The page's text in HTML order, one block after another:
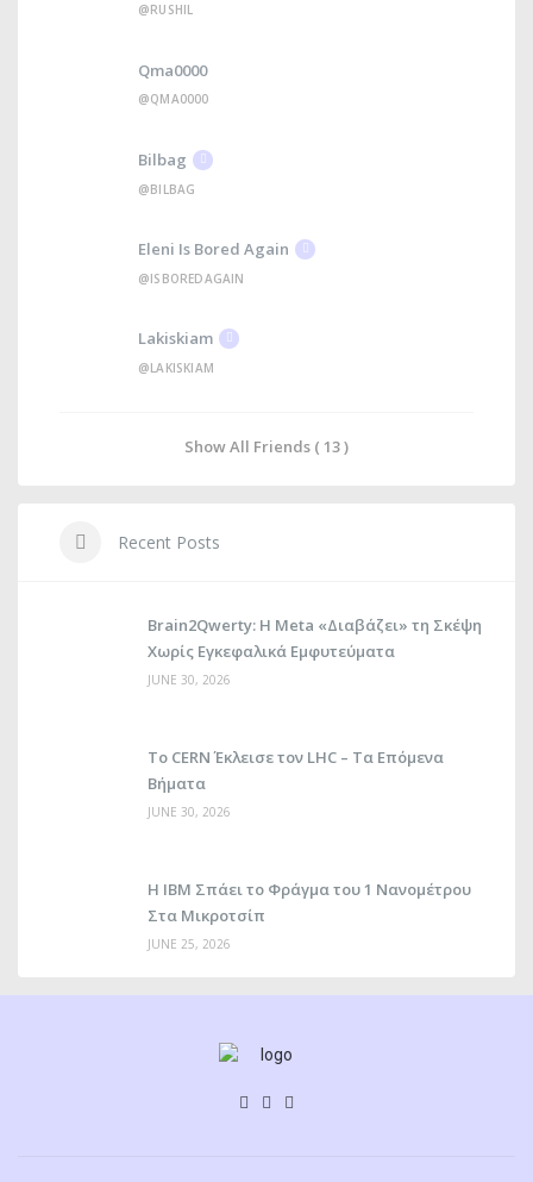
@RUSHIL
Qma0000
@QMA0000
Bilbag
@BILBAG
Eleni Is Bored Again
@ISBOREDAGAIN
Lakiskiam
@LAKISKIAM
Show All Friends ( 13 )
Recent Posts
Brain2Qwerty: Η Meta «Διαβάζει» τη Σκέψη
Χωρίς Εγκεφαλικά Εμφυτεύματα
JUNE 30, 2026
Το CERN Έκλεισε τον LHC – Τα Επόμενα
Βήματα
JUNE 30, 2026
Η IBM Σπάει το Φράγμα του 1 Νανομέτρου
Στα Μικροτσίπ
JUNE 25, 2026